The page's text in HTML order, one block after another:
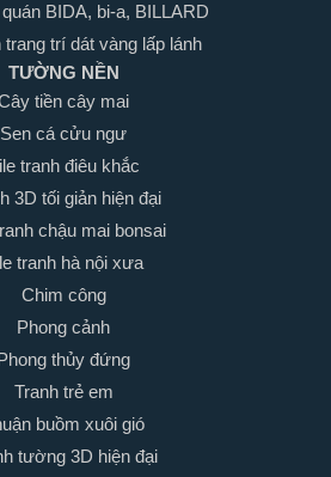
BIDA, bi-a, BILLARD
trang trí dát vàng lấp lánh
TƯỜNG NỀN
tiền cây mai
Sen cá cửu ngư
tranh điêu khắc
3D tối giản hiện đại
chậu mai bonsai
tranh hà nội xưa
Chim công
Phong cảnh
thủy đứng
Tranh trẻ em
buồm xuôi gió
tường 3D hiện đại